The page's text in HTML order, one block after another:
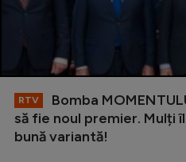
RTV
Bomba
să fie noul premier. Mulți
bună variantă!